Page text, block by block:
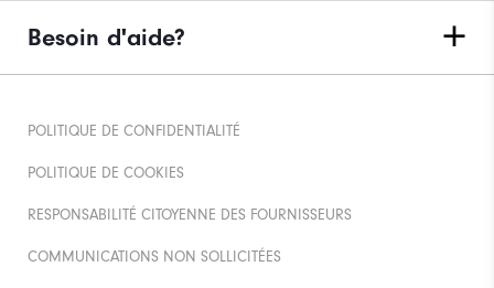
Besoin d'aide?
POLITIQUE DE CONFIDENTIALITÉ
POLITIQUE DE COOKIES
RESPONSABILITÉ CITOYENNE DES FOURNISSEURS
COMMUNICATIONS NON SOLLICITÉES